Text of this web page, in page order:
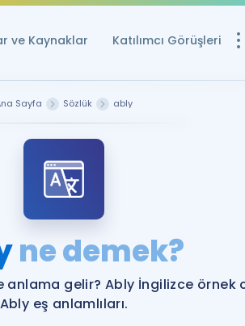
ve Kaynaklar Katılımcı Görüşleri
YDS ve YÖKDİL
YDS ve YÖKDİL'e
Sayfa Sözlük ably
ne demek?
anlama gelir? Ably İngilizce örnek
Ably eş anlamlıları.